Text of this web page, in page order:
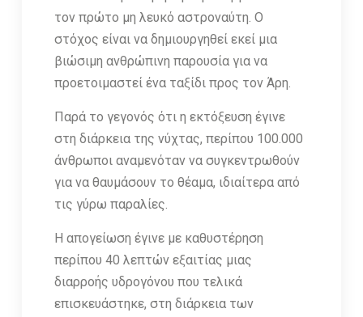
τον πρώτο μη λευκό αστροναύτη. Ο
στόχος είναι να δημιουργηθεί εκεί μια
βιώσιμη ανθρώπινη παρουσία για να
προετοιμαστεί ένα ταξίδι προς τον Άρη.
Παρά το γεγονός ότι η εκτόξευση έγινε
στη διάρκεια της νύχτας, περίπου 100.000
άνθρωποι αναμενόταν να συγκεντρωθούν
για να θαυμάσουν το θέαμα, ιδιαίτερα από
τις γύρω παραλίες.
Η απογείωση έγινε με καθυστέρηση
περίπου 40 λεπτών εξαιτίας μιας
διαρροής υδρογόνου που τελικά
επισκευάστηκε, στη διάρκεια των